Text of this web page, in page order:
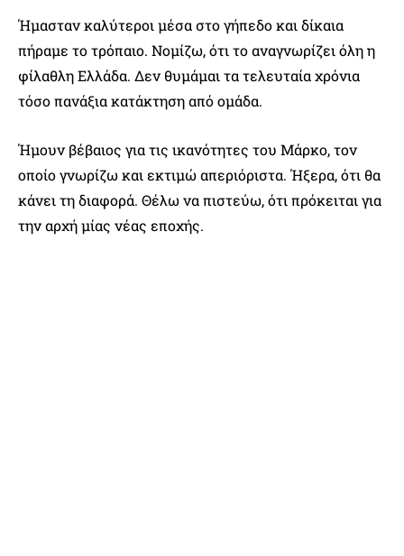
Ήμασταν καλύτεροι μέσα στο γήπεδο και δίκαια
πήραμε το τρόπαιο. Νομίζω, ότι το αναγνωρίζει όλη η
φίλαθλη Ελλάδα. Δεν θυμάμαι τα τελευταία χρόνια
τόσο πανάξια κατάκτηση από ομάδα.
Ήμουν βέβαιος για τις ικανότητες του Μάρκο, τον
οποίο γνωρίζω και εκτιμώ απεριόριστα. Ήξερα, ότι θα
κάνει τη διαφορά. Θέλω να πιστεύω, ότι πρόκειται για
την αρχή μίας νέας εποχής.